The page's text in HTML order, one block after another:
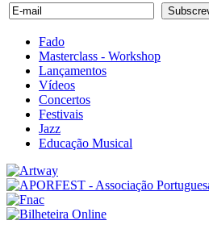
Fado
Masterclass - Workshop
Lançamentos
Vídeos
Concertos
Festivais
Jazz
Educação Musical